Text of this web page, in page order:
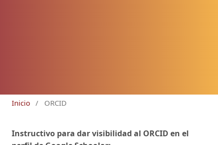
Inicio / ORCID
Instructivo para dar visibilidad al ORCID en el